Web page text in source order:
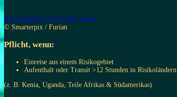
Safariangebote mit Gnade Safari
© Smarterpix / Furian
Pflicht, wenn:
Einreise aus einem Risikogebiet
Aufenthalt oder Transit >12 Stunden in Risikoländern
(z. B. Kenia, Uganda, Teile Afrikas & Südamerikas)